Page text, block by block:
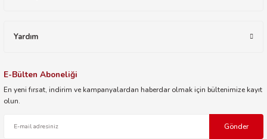
Yardım
E-Bülten Aboneliği
En yeni fırsat, indirim ve kampanyalardan haberdar olmak için bültenimize kayıt
olun.
Gönder